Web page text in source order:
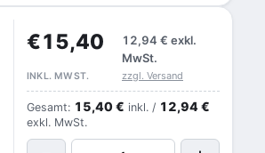
€15,40 12,94 € exkl.
MwSt.
INKL. MWST. zzgl. Versand
Gesamt: 15,40 € inkl. / 12,94 €
exkl. MwSt.